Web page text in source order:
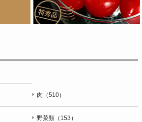
肉（510）
野菜類（153）